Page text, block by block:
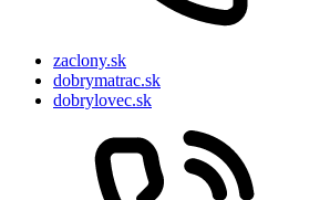
zaclony.sk
dobrymatrac.sk
dobrylovec.sk